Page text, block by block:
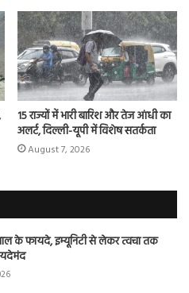
15 राज्यों में भारी बारिश और तेज आंधी का
अलर्ट, दिल्ली-यूपी में विशेष सतर्कता
August 7, 2026
के फायदे, इम्यूनिटी से लेकर त्वचा तक